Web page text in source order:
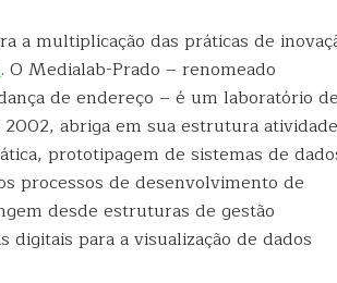
a multiplicação das práticas de
. O Medialab-Prado – renomeado
de endereço – é um laboratório de
abriga em sua estrutura
prototipagem de sistemas de
processos de desenvolvimento de
desde estruturas de gestão
para a visualização de dados